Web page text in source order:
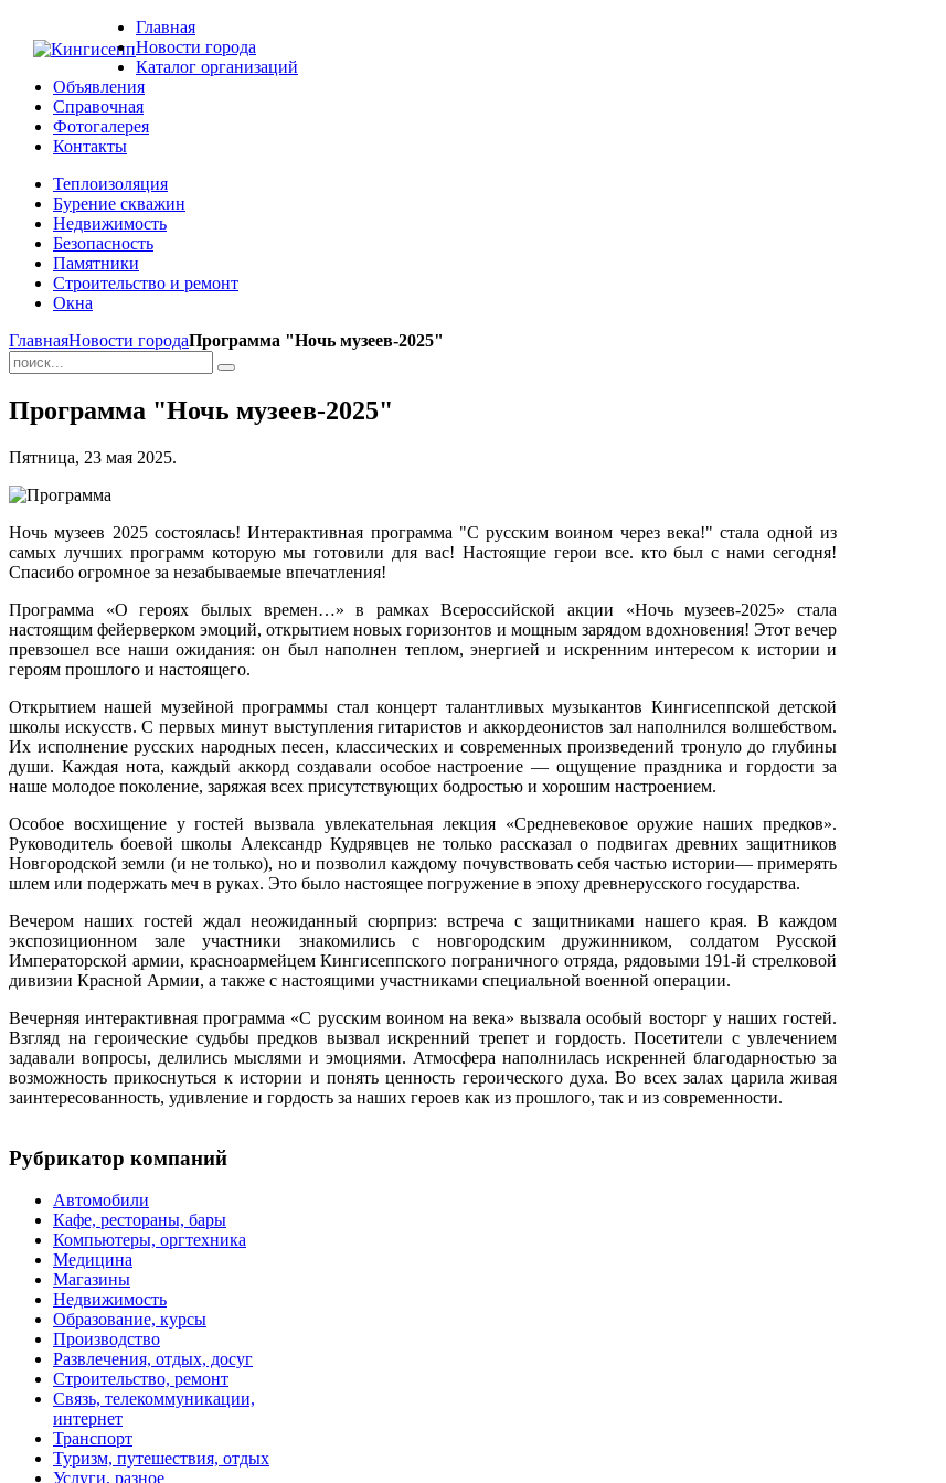
Главная
Новости города
Каталог организаций
Объявления
Справочная
Фотогалерея
Контакты
Теплоизоляция
Бурение скважин
Недвижимость
Безопасность
Памятники
Строительство и ремонт
Окна
ГлавнаяНовости городаПрограмма "Ночь музеев-2025"
Программа "Ночь музеев-2025"
Пятница, 23 мая 2025.
Ночь музеев 2025 состоялась! Интерактивная программа "С русским воином через века!" стала одной из
самых лучших программ которую мы готовили для вас! Настоящие герои все. кто был с нами сегодня!
Спасибо огромное за незабываемые впечатления!
Программа «О героях былых времен…» в рамках Всероссийской акции «Ночь музеев-2025» стала
настоящим фейерверком эмоций, открытием новых горизонтов и мощным зарядом вдохновения! Этот вечер
превзошел все наши ожидания: он был наполнен теплом, энергией и искренним интересом к истории и
героям прошлого и настоящего.
Открытием нашей музейной программы стал концерт талантливых музыкантов Кингисеппской детской
школы искусств. С первых минут выступления гитаристов и аккордеонистов зал наполнился волшебством.
Их исполнение русских народных песен, классических и современных произведений тронуло до глубины
души. Каждая нота, каждый аккорд создавали особое настроение — ощущение праздника и гордости за
наше молодое поколение, заряжая всех присутствующих бодростью и хорошим настроением.
Особое восхищение у гостей вызвала увлекательная лекция «Средневековое оружие наших предков».
Руководитель боевой школы Александр Кудрявцев не только рассказал о подвигах древних защитников
Новгородской земли (и не только), но и позволил каждому почувствовать себя частью истории— примерять
шлем или подержать меч в руках. Это было настоящее погружение в эпоху древнерусского государства.
Вечером наших гостей ждал неожиданный сюрприз: встреча с защитниками нашего края. В каждом
экспозиционном зале участники знакомились с новгородским дружинником, солдатом Русской
Императорской армии, красноармейцем Кингисеппского пограничного отряда, рядовыми 191-й стрелковой
дивизии Красной Армии, а также с настоящими участниками специальной военной операции.
Вечерняя интерактивная программа «С русским воином на века» вызвала особый восторг у наших гостей.
Взгляд на героические судьбы предков вызвал искренний трепет и гордость. Посетители с увлечением
задавали вопросы, делились мыслями и эмоциями. Атмосфера наполнилась искренней благодарностью за
возможность прикоснуться к истории и понять ценность героического духа. Во всех залах царила живая
заинтересованность, удивление и гордость за наших героев как из прошлого, так и из современности.
Рубрикатор компаний
Автомобили
Кафе, рестораны, бары
Компьютеры, оргтехника
Медицина
Магазины
Недвижимость
Образование, курсы
Производство
Развлечения, отдых, досуг
Строительство, ремонт
Связь, телекоммуникации,
интернет
Транспорт
Туризм, путешествия, отдых
Услуги, разное